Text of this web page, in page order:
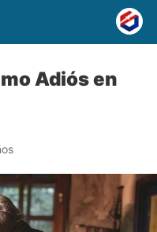
Adiós en